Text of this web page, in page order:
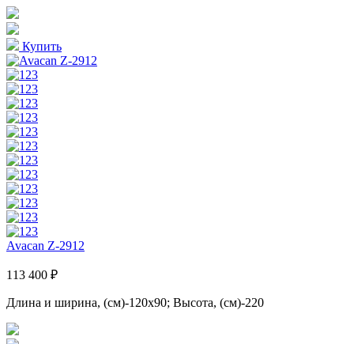
Купить
Avacan Z-2912
113 400 ₽
Длина и ширина, (см)-120x90; Высота, (см)-220